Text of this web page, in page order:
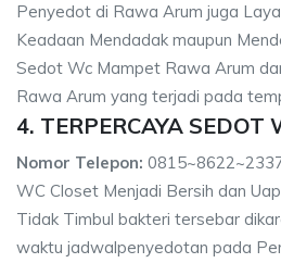
Penyedot di Rawa Arum juga
Keadaan Mendadak maupun
Sedot Wc Mampet Rawa Arum
Rawa Arum yang terjadi pada
4. TERPERCAYA SEDOT
Nomor Telepon:
WC Closet Menjadi Bersih dan
Tidak Timbul bakteri tersebar
waktu jadwalpenyedotan pada